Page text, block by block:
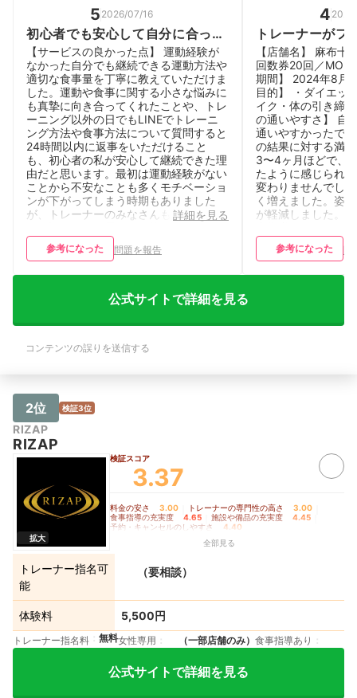
5 2026/07/16
初心者でも安心して自分に合った
トレーニングと食事管理を受ける
ことができる。
【サービスの良かった点】 運動経験が
なかった自分でも継続できる運動方法や
適切な食事量を丁寧に教えていただけま
した。運動や食事に関する小さな悩みに
も真摯に向き合ってくれたことや、トレ
ーニング以外の日でもLINEでトレーニ
ング方法や食事方法について質問すると
24時間以内に返事をいただけること
も、初心者の私が安心して継続できた理
由だと思います。最初は運動経験がない
ことから不安なことも多くモチベーショ
ンが下がってしまう時期もありました
が、トレーナーのみなさんもフレンドリ
たため、週２回のトレーニングを4か月
間継続することができました。通う頻度
います。 【サービスの気になる点・改
善してほしい点】 設備やトレーナーに
対する満足度はとても高いですが、食事
料金が高いところが難点でした。予約日
多々発生してしまったので、マイページ
などで予約日時の管理ができれば良いと
思いました。自社のプロテイン、EAA、
サプリメントなども質がとても良く、食
事管理付きのトレーニングプランではそ
の値段も込みでしたが、普通に購入する
と相場の2倍ほど高いので、もう少し安
くなったら良いなと思いました。
詳細を見る
参考になった 問題を報告
4
トレーナーがフ
者でも楽しく通
ム
【店舗名】 麻布十
回数券20回／
期間】 2024年8月
目的】 ・ダイエッ
イク・体の引き締
の通いやすさ】 自
通いやすかったで
の結果に対する満
3〜4ヶ月ほどで、
たように感じられ
変わりませんでし
く増えました。姿
が軽減しました。
が、来店時にいろ
報をいただけて助
しかったです。 【
券コースがあった
できるので便利で
セル無料なので、
参考になった
公式サイトで詳細を見る
コンテンツの誤りを送信する
2位 検証3位
RIZAP
RIZAP
拡大
検証スコア
3.37
料金の安さ 3.00 トレーナーの専門性の高さ 3.00
食事指導の充実度 4.65 施設や備品の充実度 4.45
予約・キャンセルのしやすさ
4.40
全部見る
トレーナー指名可
能
（要相談）
体験料 5,500円
トレーナー指名料 無料女性専用 （一部店舗のみ） 食事指導あり
公式サイトで詳細を見る